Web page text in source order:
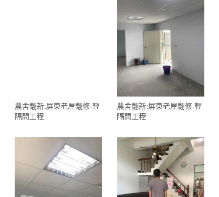
農舍翻新:屏東老屋翻修-輕
隔間工程
農舍翻新:屏東老屋翻修-輕
隔間工程